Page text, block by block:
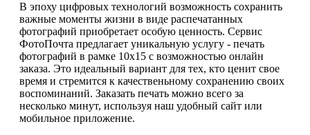
В эпоху цифровых технологий возможность сохранить
важные моменты жизни в виде распечатанных
фотографий приобретает особую ценность. Сервис
ФотоПочта предлагает уникальную услугу - печать
фотографий в рамке 10х15 с возможностью онлайн
заказа. Это идеальный вариант для тех, кто ценит свое
время и стремится к качественьному сохранению своих
воспоминаний. Заказать печать можно всего за
несколько минут, используя наш удобный сайт или
мобильное приложение.